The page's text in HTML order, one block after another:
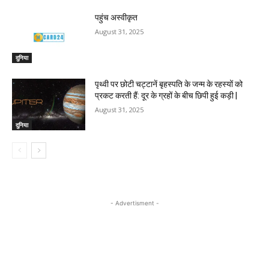
दुनिया
पहुंच अस्वीकृत
August 31, 2025
दुनिया
पृथ्वी पर छोटी चट्टानें बृहस्पति के जन्म के रहस्यों को
प्रकट करती हैं: दूर के ग्रहों के बीच छिपी हुई कड़ी |
August 31, 2025
- Advertisment -